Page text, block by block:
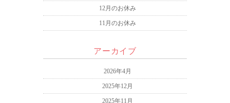
12月のお休み
11月のお休み
アーカイブ
2026年4月
2025年12月
2025年11月